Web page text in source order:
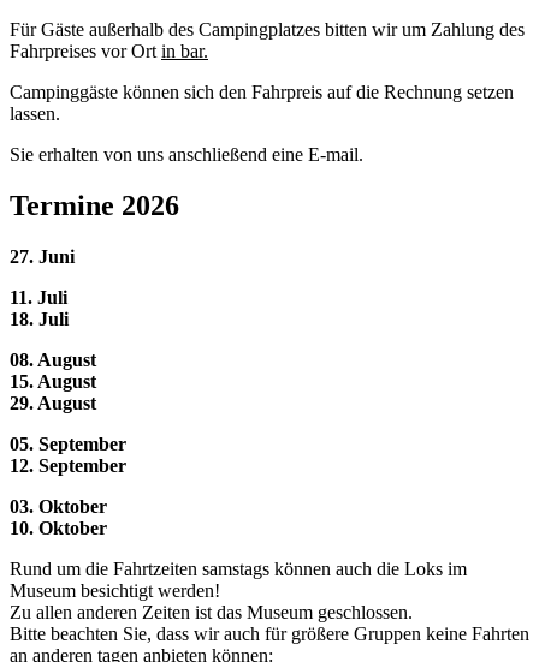
Für Gäste außerhalb des Campingplatzes bitten wir um Zahlung des
Fahrpreises vor Ort in bar.
Campinggäste können sich den Fahrpreis auf die Rechnung setzen
lassen.
Sie erhalten von uns anschließend eine E-mail.
Termine 2026
27. Juni
11. Juli
18. Juli
08. August
15. August
29. August
05. September
12. September
03. Oktober
10. Oktober
Rund um die Fahrtzeiten samstags können auch die Loks im
Museum besichtigt werden!
Zu allen anderen Zeiten ist das Museum geschlossen.
Bitte beachten Sie, dass wir auch für größere Gruppen keine Fahrten
an anderen tagen anbieten können: